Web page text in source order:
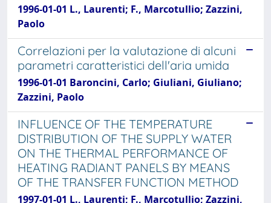
1996-01-01 L., Laurenti; F., Marcotullio; Zazzini,
Paolo
Correlazioni per la valutazione di alcuni
parametri caratteristici dell'aria umida
1996-01-01 Baroncini, Carlo; Giuliani, Giuliano;
Zazzini, Paolo
INFLUENCE OF THE TEMPERATURE
DISTRIBUTION OF THE SUPPLY WATER
ON THE THERMAL PERFORMANCE OF
HEATING RADIANT PANELS BY MEANS
OF THE TRANSFER FUNCTION METHOD
1997-01-01 L., Laurenti; F., Marcotullio; Zazzini,